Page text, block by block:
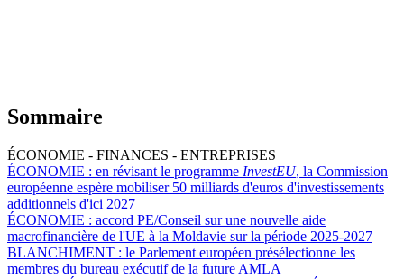
Sommaire
ÉCONOMIE - FINANCES - ENTREPRISES
ÉCONOMIE : en révisant le programme InvestEU, la Commission
européenne espère mobiliser 50 milliards d'euros d'investissements
additionnels d'ici 2027
ÉCONOMIE : accord PE/Conseil sur une nouvelle aide
macrofinancière de l'UE à la Moldavie sur la période 2025-2027
BLANCHIMENT : le Parlement européen présélectionne les
membres du bureau exécutif de la future AMLA